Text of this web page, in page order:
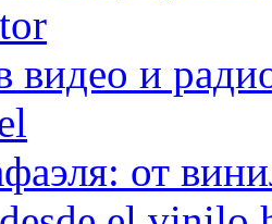
видео и
от